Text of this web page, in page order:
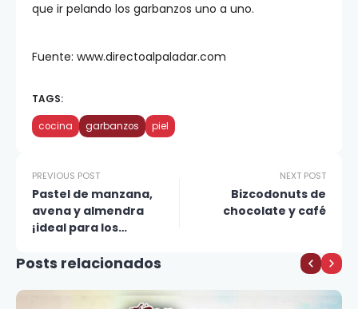
que ir pelando los garbanzos uno a uno.
Fuente: www.directoalpaladar.com
TAGS:
cocina garbanzos piel
PREVIOUS POST
Pastel de manzana,
avena y almendra
¡ideal para los
NEXT POST
Bizcodonuts de
chocolate y café
Posts relacionados